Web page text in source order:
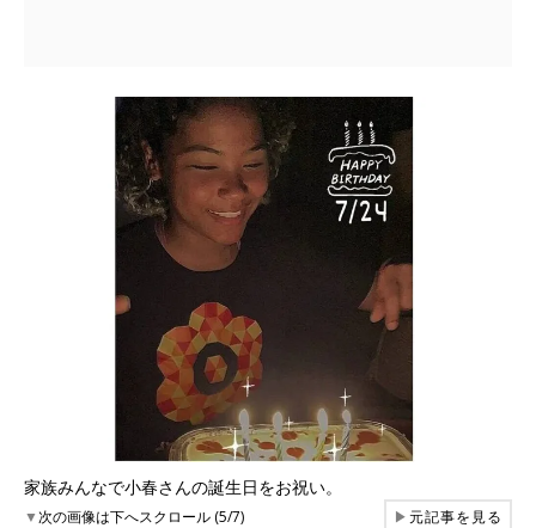
家族みんなで小春さんの誕生日をお祝い。
▼次の画像は下へスクロール (5/7) ▶元記事を見る